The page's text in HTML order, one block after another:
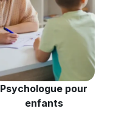
Psychologue pour
enfants